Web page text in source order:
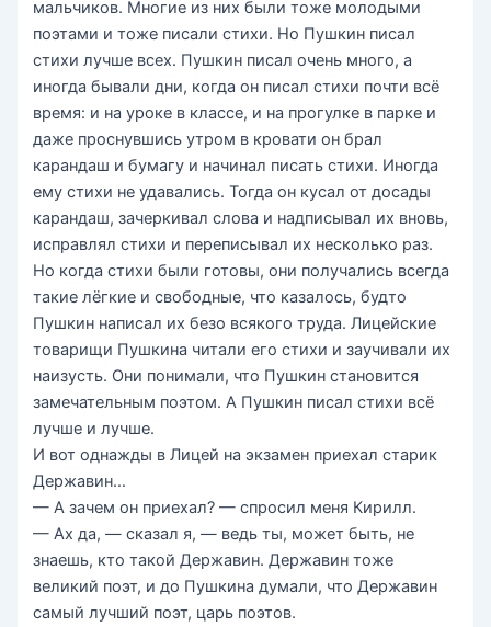
мальчиков. Многие из них были тоже молодыми
поэтами и тоже писали стихи. Но Пушкин писал
стихи лучше всех. Пушкин писал очень много, а
иногда бывали дни, когда он писал стихи почти всё
время: и на уроке в классе, и на прогулке в парке и
даже проснувшись утром в кровати он брал
карандаш и бумагу и начинал писать стихи. Иногда
ему стихи не удавались. Тогда он кусал от досады
карандаш, зачеркивал слова и надписывал их вновь,
исправлял стихи и переписывал их несколько раз.
Но когда стихи были готовы, они получались всегда
такие лёгкие и свободные, что казалось, будто
Пушкин написал их безо всякого труда. Лицейские
товарищи Пушкина читали его стихи и заучивали их
наизусть. Они понимали, что Пушкин становится
замечательным поэтом. А Пушкин писал стихи всё
лучше и лучше.
И вот однажды в Лицей на экзамен приехал старик
Державин…
— А зачем он приехал? — спросил меня Кирилл.
— Ах да, — сказал я, — ведь ты, может быть, не
знаешь, кто такой Державин. Державин тоже
великий поэт, и до Пушкина думали, что Державин
самый лучший поэт, царь поэтов.